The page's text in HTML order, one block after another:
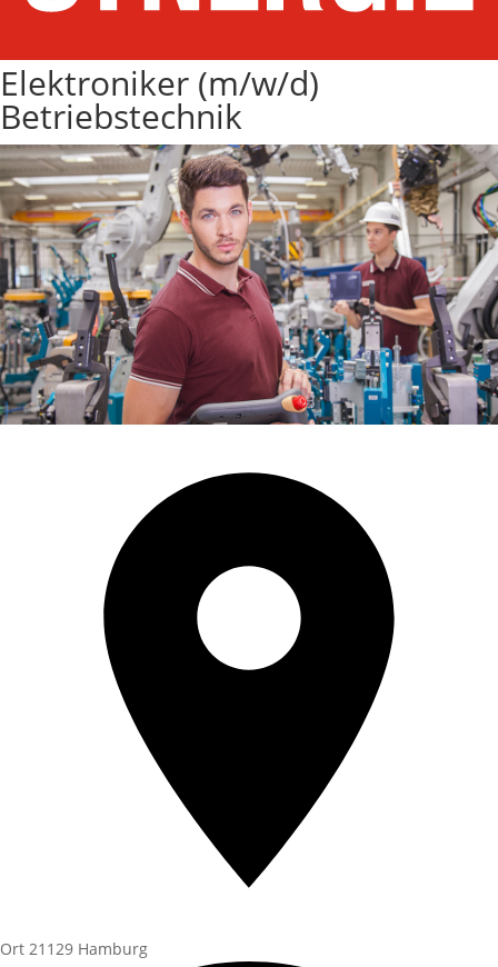
Elektroniker (m/w/d)
Betriebstechnik
Ort 21129 Hamburg